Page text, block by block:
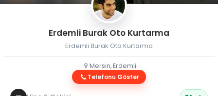
Erdemli Burak Oto Kurtarma
Erdemli Burak Oto Kurtarma
Mersin, Erdemli
Telefonu Göster